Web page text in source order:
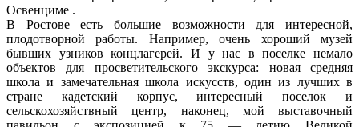
Освенциме .
В Ростове есть большие возможности для интересной,
плодотворной работы. Например, очень хороший музей
бывших узников концлагерей. И у нас в поселке немало
объектов для просветительского экскурса: новая средняя
школа и замечательная школа искусств, один из лучших в
стране кадетский корпус, интересный поселок и
сельскохозяйствный центр, наконец, мой выставочный